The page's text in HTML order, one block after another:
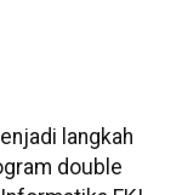
langkah
double